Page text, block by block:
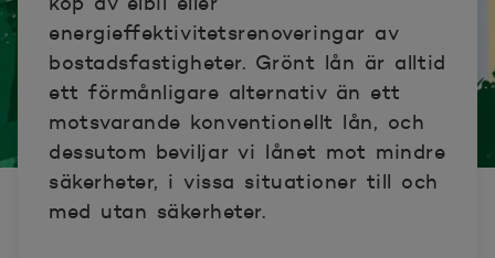
energieffektivitetsrenoveringar av
bostadsfastigheter. Grönt lån är alltid
ett förmånligare alternativ än ett
motsvarande konventionellt lån, och
dessutom beviljar vi lånet mot mindre
säkerheter, i vissa situationer till och
med utan säkerheter.